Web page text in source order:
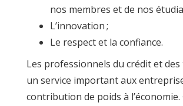
nos membres et de nos
L’innovation ;
Le respect et la confiance.
Les professionnels du crédit et
un service important aux
contribution de poids à